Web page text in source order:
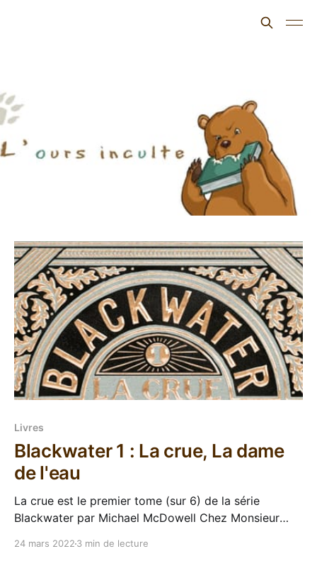
Livres
Blackwater 1 : La crue, La dame
de l'eau
La crue est le premier tome (sur 6) de la série
Blackwater par Michael McDowell Chez Monsieur
24 mars 2022 3 min de lecture